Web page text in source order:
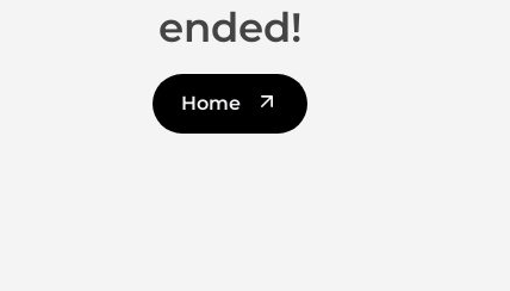
ended!
Home